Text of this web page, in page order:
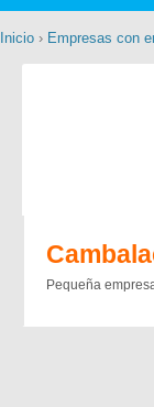
Inicio › Empresas con
Pequeña